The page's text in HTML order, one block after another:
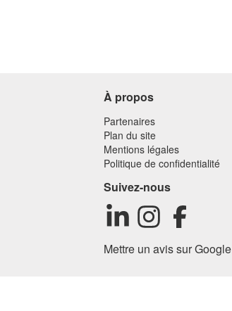
À propos
Partenaires
Plan du site
Mentions légales
Politique de confidentialité
Suivez-nous
Mettre un avis sur Google